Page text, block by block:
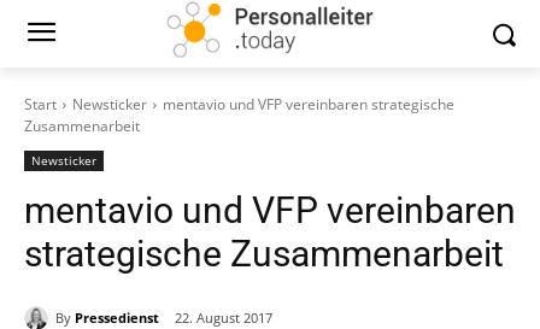
Start Newsticker
mentavio und VFP vereinbaren strategische
Zusammenarbeit
Newsticker
mentavio und VFP vereinbaren
strategische Zusammenarbeit
By Pressedienst 22. August 2017